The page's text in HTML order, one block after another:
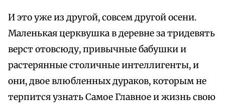
И это уже из другой, совсем другой осени.
Маленькая церквушка в деревне за тридевять
верст отовсюду, привычные бабушки и
растерянные столичные интеллигенты, и
они, двое влюбленных дураков, которым не
терпится узнать Самое Главное и жизнь свою